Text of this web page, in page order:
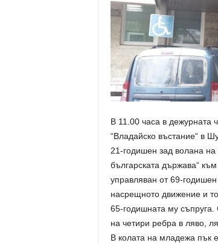
В 11.00 часа в дежурната
“Владайско въстание“ в
21-годишен зад волана
българската държава“
управляван от 69-
насрещното движение и
65-годишната му
на четири ребра в ляво,
В колата на младежа пък